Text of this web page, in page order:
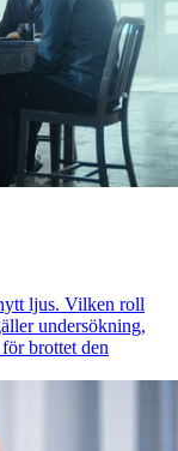
ljus. Vilken roll
undersökning,
brottet den